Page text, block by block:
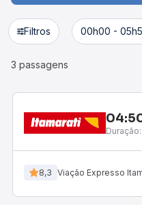
Filtros 00h00 -
3 passagens
Duração:
8,3 Viação Expresso